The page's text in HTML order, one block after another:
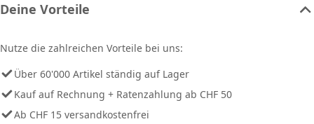
Deine Vorteile
Nutze die zahlreichen Vorteile bei uns:
Über 60'000 Artikel ständig auf Lager
Kauf auf Rechnung + Ratenzahlung ab CHF 50
Ab CHF 15 versandkostenfrei